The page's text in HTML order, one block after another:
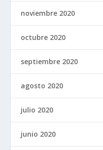
noviembre 2020
octubre 2020
septiembre 2020
agosto 2020
julio 2020
junio 2020